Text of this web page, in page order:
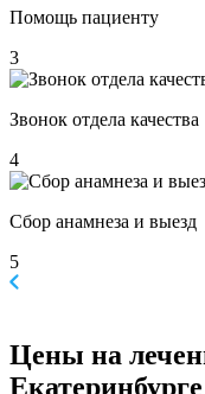
Помощь пациенту
3
Звонок отдела качества
4
Сбор анамнеза и выезд
5
Цены на
Екатеринбурге